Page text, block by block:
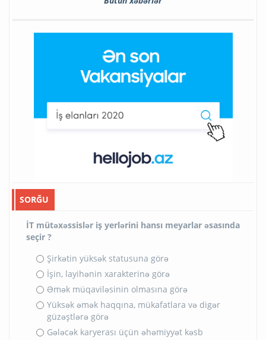
SORĞU
İT mütəxəssislər iş yerlərini hansı meyarlar əsasında
seçir ?
Şirkətin yüksək statusuna görə
İşin, layihənin xarakterinə görə
Əmək müqaviləsinin olmasına görə
Yüksək əmək haqqına, mükafatlara və digər
güzəştlərə görə
Gələcək karyerası üçün əhəmiyyət kəsb